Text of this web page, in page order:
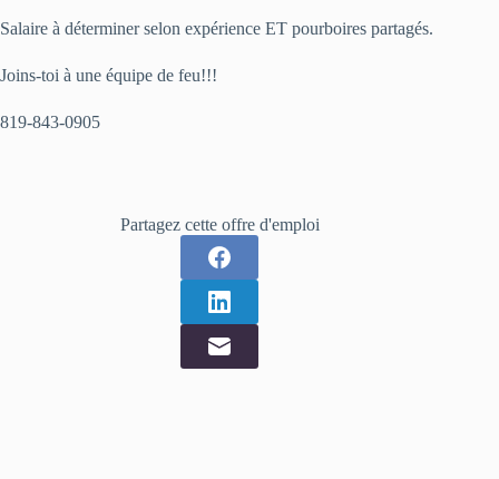
Salaire à déterminer selon expérience ET pourboires partagés.
Joins-toi à une équipe de feu!!!
819-843-0905
Partagez cette offre d'emploi